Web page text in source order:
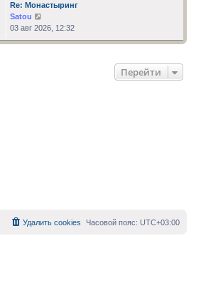
сообщению
Re: Монастыринг
Satou
к
последнему
03 авг 2026, 12:32
Перейти
Часовой пояс: UTC+03:00
Удалить cookies